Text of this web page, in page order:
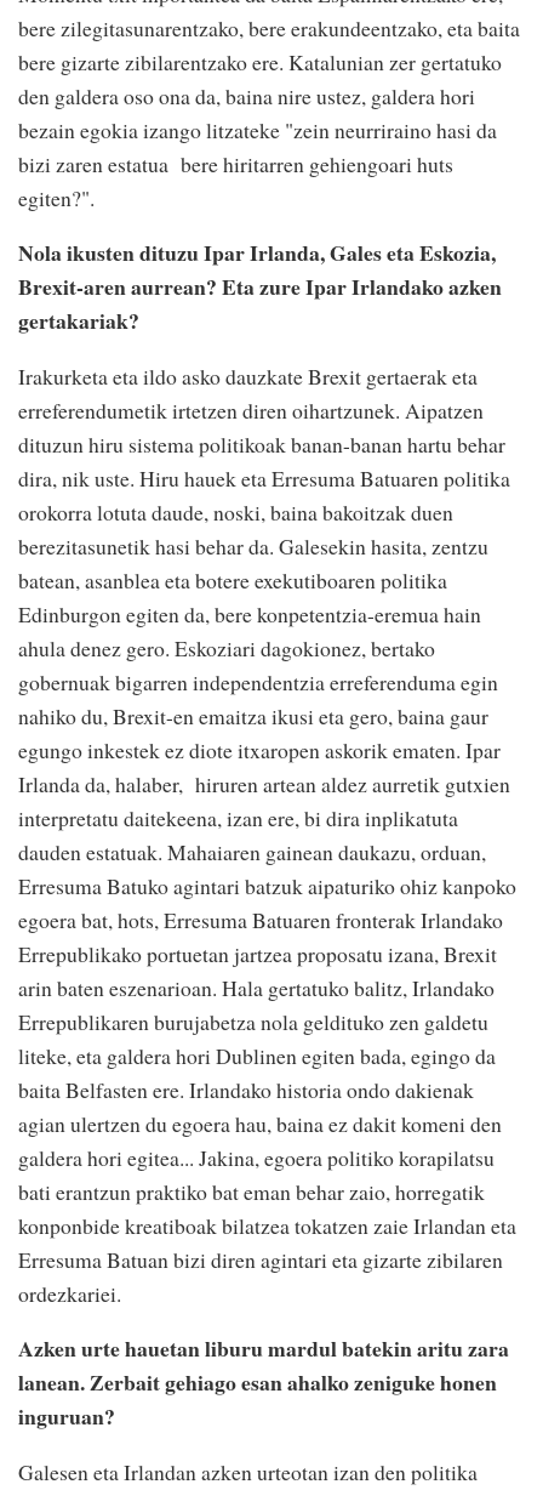
bere zilegitasunarentzako, bere erakundeentzako, eta baita
bere gizarte zibilarentzako ere. Katalunian zer gertatuko
den galdera oso ona da, baina nire ustez, galdera hori
bezain egokia izango litzateke "zein neurriraino hasi da
bizi zaren estatua bere hiritarren gehiengoari huts
egiten?".
Nola ikusten dituzu Ipar Irlanda, Gales eta Eskozia,
Brexit-aren aurrean? Eta zure Ipar Irlandako azken
gertakariak?
Irakurketa eta ildo asko dauzkate Brexit gertaerak eta
erreferendumetik irtetzen diren oihartzunek. Aipatzen
dituzun hiru sistema politikoak banan-banan hartu behar
dira, nik uste. Hiru hauek eta Erresuma Batuaren politika
orokorra lotuta daude, noski, baina bakoitzak duen
berezitasunetik hasi behar da. Galesekin hasita, zentzu
batean, asanblea eta botere exekutiboaren politika
Edinburgon egiten da, bere konpetentzia-eremua hain
ahula denez gero. Eskoziari dagokionez, bertako
gobernuak bigarren independentzia erreferenduma egin
nahiko du, Brexit-en emaitza ikusi eta gero, baina gaur
egungo inkestek ez diote itxaropen askorik ematen. Ipar
Irlanda da, halaber, hiruren artean aldez aurretik gutxien
interpretatu daitekeena, izan ere, bi dira inplikatuta
dauden estatuak. Mahaiaren gainean daukazu, orduan,
Erresuma Batuko agintari batzuk aipaturiko ohiz kanpoko
egoera bat, hots, Erresuma Batuaren fronterak Irlandako
Errepublikako portuetan jartzea proposatu izana, Brexit
arin baten eszenarioan. Hala gertatuko balitz, Irlandako
Errepublikaren burujabetza nola geldituko zen galdetu
liteke, eta galdera hori Dublinen egiten bada, egingo da
baita Belfasten ere. Irlandako historia ondo dakienak
agian ulertzen du egoera hau, baina ez dakit komeni den
galdera hori egitea... Jakina, egoera politiko korapilatsu
bati erantzun praktiko bat eman behar zaio, horregatik
konponbide kreatiboak bilatzea tokatzen zaie Irlandan eta
Erresuma Batuan bizi diren agintari eta gizarte zibilaren
ordezkariei.
Azken urte hauetan liburu mardul batekin aritu zara
lanean. Zerbait gehiago esan ahalko zeniguke honen
inguruan?
Galesen eta Irlandan azken urteotan izan den politika